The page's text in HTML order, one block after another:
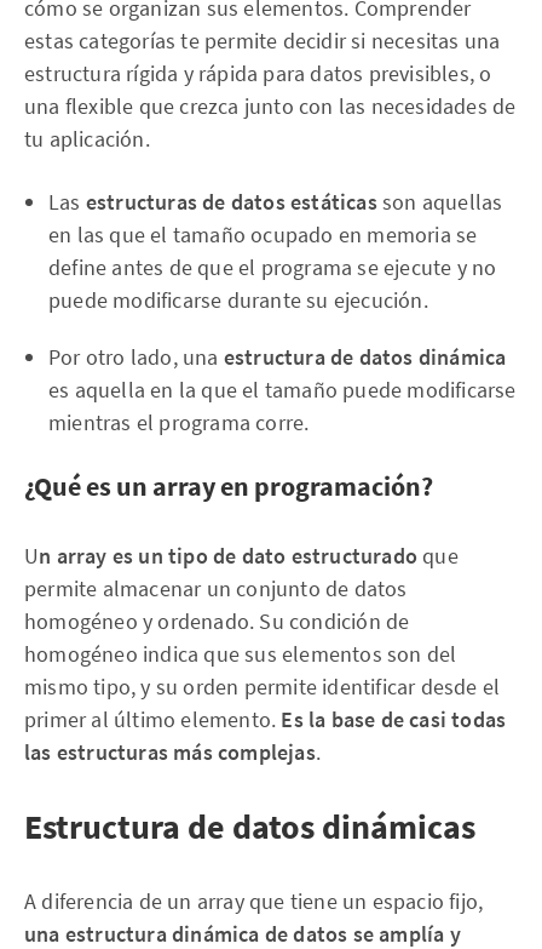
cómo se organizan sus elementos. Comprender
estas categorías te permite decidir si necesitas una
estructura rígida y rápida para datos previsibles, o
una flexible que crezca junto con las necesidades de
tu aplicación.
Las estructuras de datos estáticasson aquellas
en las que el tamaño ocupado en memoria se
define antes de que el programa se ejecute y no
puede modificarse durante su ejecución.
Por otro lado, una estructura de datos dinámica
es aquella en la que el tamaño puede modificarse
mientras el programa corre.
¿Qué es un array en programación?
Un array es un tipo de dato estructuradoque
permite almacenar un conjunto de datos
homogéneo y ordenado. Su condición de
homogéneo indica que sus elementos son del
mismo tipo, y su orden permite identificar desde el
primer al último elemento. Es la base de casi todas
las estructuras más complejas.
Estructura de datos dinámicas
A diferencia de un array que tiene un espacio fijo,
una estructura dinámica de datos se amplía y